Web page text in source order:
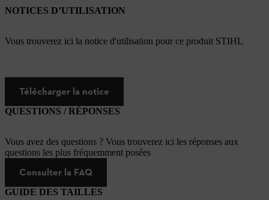
NOTICES D’UTILISATION
Vous trouverez ici la notice d'utilisation pour ce produit STIHL
Télécharger la notice
QUESTIONS / RÉPONSES
Vous avez des questions ? Vous trouverez ici les réponses aux
questions les plus fréquemment posées
Consulter la FAQ
GUIDE DES TAILLES